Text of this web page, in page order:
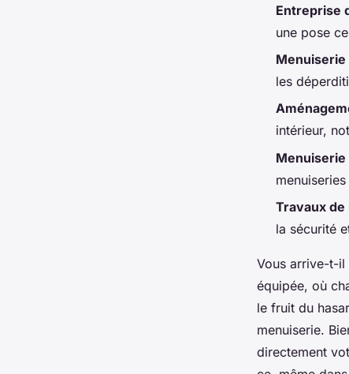
Entreprise
une pose
Menuiserie
les
intérieur,
Menuiserie
Travaux
la sécurité
Vous arrive-t-il
équipée, où
le fruit du
menuiserie.
directement